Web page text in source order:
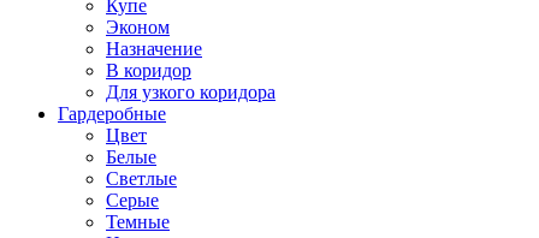
Купе
Эконом
Назначение
В коридор
Для узкого коридора
Гардеробные
Цвет
Белые
Светлые
Серые
Темные